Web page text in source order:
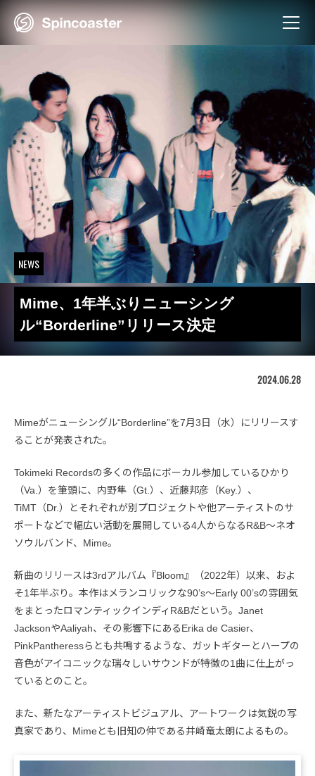
Skip
NEWS
Mime、1年半ぶりニューシング
ル“Borderline”リリース決定
2024.06.28
Mimeがニューシングル“Borderline”を7月3日（水）にリリースす
ることが発表された。
Tokimeki Recordsの多くの作品にボーカル参加しているひかり
（Va.）を筆頭に、内野隼（Gt.）、近藤邦彦（Key.）、
TiMT（Dr.）とそれぞれが別プロジェクトや他アーティストのサ
ポートなどで幅広い活動を展開している4人からなるR&B〜ネオ
ソウルバンド、Mime。
新曲のリリースは3rdアルバム『Bloom』（2022年）以来、およ
そ1年半ぶり。本作はメランコリックな90’s〜Early 00’sの雰囲気
をまとったロマンティックインディR&Bだという。Janet
JacksonやAaliyah、その影響下にあるErika de Casier、
PinkPantheressらとも共鳴するような、ガットギターとハープの
音色がアイコニックな瑞々しいサウンドが特徴の1曲に仕上がっ
ているとのこと。
また、新たなアーティストビジュアル、アートワークは気鋭の写
真家であり、Mimeとも旧知の仲である井崎竜太朗によるもの。